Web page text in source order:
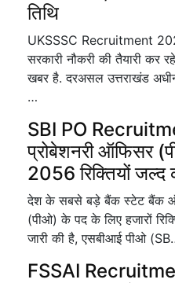
तिथि
UKSSSC Recruitment
सरकारी नौकरी की तैयारी कर
खबर है. दरअसल उत्तराखंड
…
SBI PO
प्रोबेशनरी ऑफिसर
2056 रिक्तियों
देश के सबसे बड़े बैंक स्टेट बैंक
(पीओ) के पद के लिए हजारों
जारी की है, एसबीआई पीओ
FSSAI